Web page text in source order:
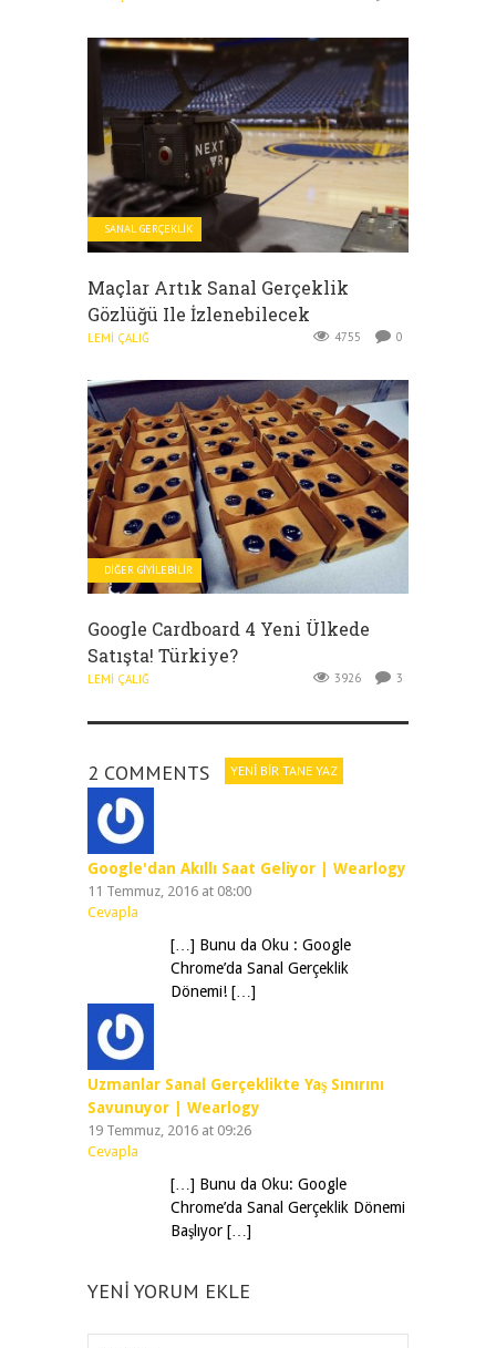
SANAL GERÇEKLIK
Maçlar Artık Sanal Gerçeklik
Gözlüğü Ile İzlenebilecek
LEMI ÇALIĞ 4755 0
DIĞER GIYILEBILIR
Google Cardboard 4 Yeni Ülkede
Satışta! Türkiye?
LEMI ÇALIĞ 3926 3
2 COMMENTS YENI BIR TANE YAZ
Google'dan Akıllı Saat Geliyor | Wearlogy
11 Temmuz, 2016 at 08:00
Cevapla
[…] Bunu da Oku : Google
Chrome’da Sanal Gerçeklik
Dönemi! […]
Uzmanlar Sanal Gerçeklikte Yaş Sınırını
Savunuyor | Wearlogy
19 Temmuz, 2016 at 09:26
Cevapla
[…] Bunu da Oku: Google
Chrome’da Sanal Gerçeklik Dönemi
Başlıyor […]
YENI YORUM EKLE